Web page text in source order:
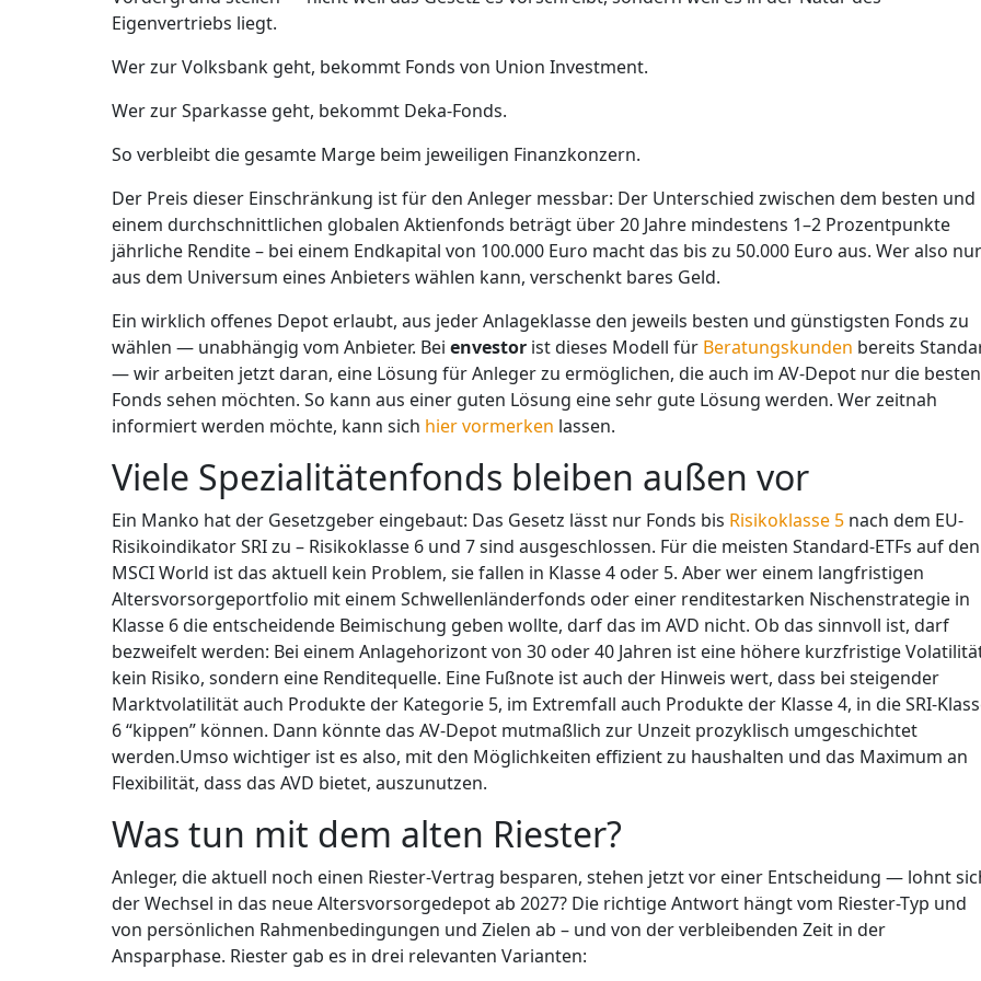
Eigenvertriebs liegt.
Wer zur Volksbank geht, bekommt Fonds von Union Investment.
Wer zur Sparkasse geht, bekommt Deka-Fonds.
So verbleibt die gesamte Marge beim jeweiligen Finanzkonzern.
Der Preis dieser Einschränkung ist für den Anleger messbar: Der Unterschied zwischen dem besten und
einem durchschnittlichen globalen Aktienfonds beträgt über 20 Jahre mindestens 1–2 Prozentpunkte
jährliche Rendite – bei einem Endkapital von 100.000 Euro macht das bis zu 50.000 Euro aus. Wer also nur
aus dem Universum eines Anbieters wählen kann, verschenkt bares Geld.
Ein wirklich offenes Depot erlaubt, aus jeder Anlageklasse den jeweils besten und günstigsten Fonds zu
wählen — unabhängig vom Anbieter. Bei envestor ist dieses Modell für Beratungskunden bereits
— wir arbeiten jetzt daran, eine Lösung für Anleger zu ermöglichen, die auch im AV-Depot nur die besten
Fonds sehen möchten. So kann aus einer guten Lösung eine sehr gute Lösung werden. Wer zeitnah
informiert werden möchte, kann sich hier vormerken lassen.
Viele Spezialitätenfonds bleiben außen vor
Ein Manko hat der Gesetzgeber eingebaut: Das Gesetz lässt nur Fonds bis Risikoklasse 5 nach dem EU-
Risikoindikator SRI zu – Risikoklasse 6 und 7 sind ausgeschlossen. Für die meisten Standard-ETFs auf den
MSCI World ist das aktuell kein Problem, sie fallen in Klasse 4 oder 5. Aber wer einem langfristigen
Altersvorsorgeportfolio mit einem Schwellenländerfonds oder einer renditestarken Nischenstrategie in
Klasse 6 die entscheidende Beimischung geben wollte, darf das im AVD nicht. Ob das sinnvoll ist, darf
bezweifelt werden: Bei einem Anlagehorizont von 30 oder 40 Jahren ist eine höhere kurzfristige
kein Risiko, sondern eine Renditequelle. Eine Fußnote ist auch der Hinweis wert, dass bei steigender
Marktvolatilität auch Produkte der Kategorie 5, im Extremfall auch Produkte der Klasse 4, in die SRI-
6 “kippen” können. Dann könnte das AV-Depot mutmaßlich zur Unzeit prozyklisch umgeschichtet
werden.Umso wichtiger ist es also, mit den Möglichkeiten effizient zu haushalten und das Maximum an
Flexibilität, dass das AVD bietet, auszunutzen.
Was tun mit dem alten Riester?
Anleger, die aktuell noch einen Riester-Vertrag besparen, stehen jetzt vor einer Entscheidung — lohnt
der Wechsel in das neue Altersvorsorgedepot ab 2027? Die richtige Antwort hängt vom Riester-Typ und
von persönlichen Rahmenbedingungen und Zielen ab – und von der verbleibenden Zeit in der
Ansparphase. Riester gab es in drei relevanten Varianten: